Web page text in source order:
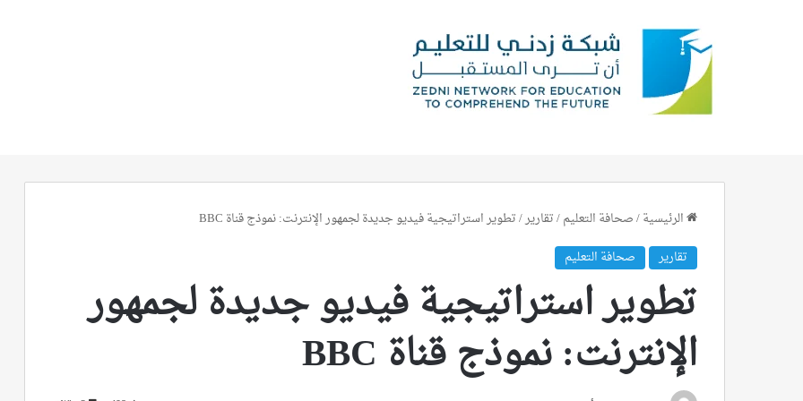
الرئيسية/صحافة التعليم/تقارير/تطوير استراتيجية فيديو جديدة لجمهور الإنترنت: نموذج قناة BBC
تقارير
صحافة التعليم
تطوير استراتيجية فيديو جديدة لجمهور
الإنترنت: نموذج قناة BBC